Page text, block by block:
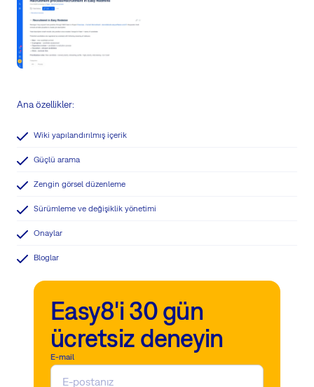
Ana özellikler:
Wiki yapılandırılmış içerik
Güçlü arama
Zengin görsel düzenleme
Sürümleme ve değişiklik yönetimi
Onaylar
Bloglar
Easy8'i 30 gün
ücretsiz deneyin
E-mail